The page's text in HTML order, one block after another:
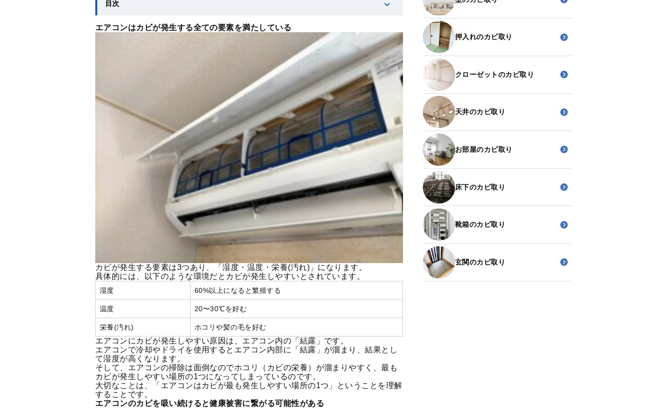
目次
エアコンはカビが発生する全ての要素を満たしている
カビが発生する要素は3つあり、「湿度・温度・栄養(汚れ)」になります。
具体的には、以下のような環境だとカビが発生しやすいとされています。
湿度 60%以上になると繁殖する
温度 20〜30℃を好む
栄養(汚れ) ホコリや髪の毛を好む
エアコンにカビが発生しやすい原因は、エアコン内の「結露」です。
エアコンで冷却やドライを使用するとエアコン内部に「結露」が溜まり、結果とし
て湿度が高くなります。
そして、エアコンの掃除は面倒なのでホコリ（カビの栄養）が溜まりやすく、最も
カビが発生しやすい場所の1つになってしまっているのです。
大切なことは、「エアコンはカビが最も発生しやすい場所の1つ」ということを理解
することです。
エアコンのカビを吸い続けると健康被害に繋がる可能性がある
押入れのカビ取り
クローゼットのカビ取り
天井のカビ取り
お部屋のカビ取り
床下のカビ取り
靴箱のカビ取り
玄関のカビ取り